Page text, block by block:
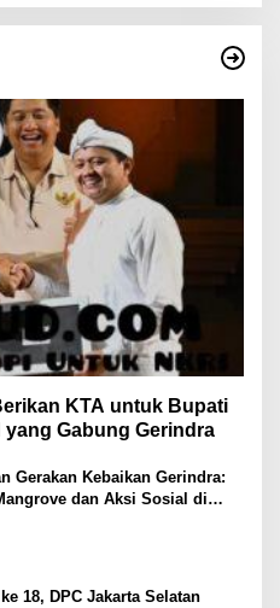
KTA untuk Bupati
Gabung Gerindra
Gerakan Kebaikan Gerindra:
dan Aksi Sosial di
18, DPC Jakarta Selatan